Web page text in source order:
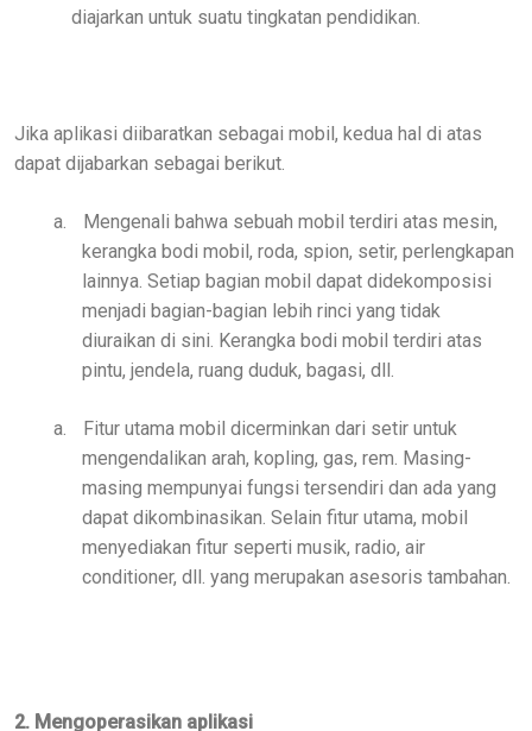
diajarkan untuk suatu tingkatan pendidikan.
Jika aplikasi diibaratkan sebagai mobil, kedua hal di atas
dapat dijabarkan sebagai berikut.
a.
Mengenali bahwa sebuah mobil terdiri atas mesin,
kerangka bodi mobil, roda, spion, setir, perlengkapan
lainnya. Setiap bagian mobil dapat didekomposisi
menjadi bagian-bagian lebih rinci yang tidak
diuraikan di sini. Kerangka bodi mobil terdiri atas
pintu, jendela, ruang duduk, bagasi, dll.
a.
Fitur utama mobil dicerminkan dari setir untuk
mengendalikan arah, kopling, gas, rem. Masing-
masing mempunyai fungsi tersendiri dan ada yang
dapat dikombinasikan. Selain fitur utama, mobil
menyediakan fitur seperti musik, radio, air
conditioner, dll. yang merupakan asesoris tambahan.
2. Mengoperasikan aplikasi